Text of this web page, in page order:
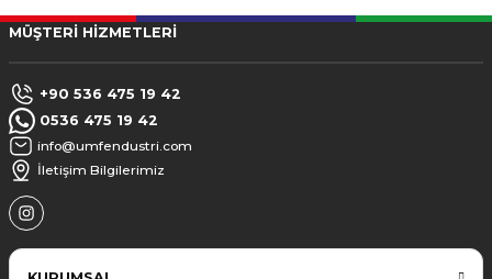
MÜŞTERİ HİZMETLERİ
+90 536 475 19 42
0536 475 19 42
info@umfendustri.com
İletişim Bilgilerimiz